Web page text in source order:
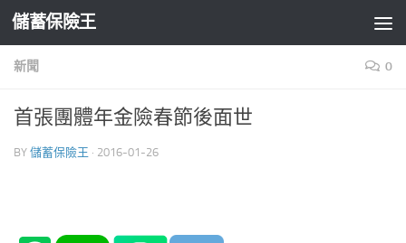
Skip to content
儲蓄保險王
新聞 0
首張團體年金險春節後面世
BY 儲蓄保險王 · 2016-01-26